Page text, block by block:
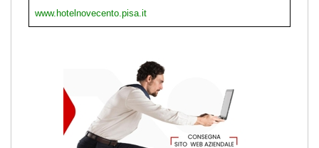
www.hotelnovecento.pisa.it